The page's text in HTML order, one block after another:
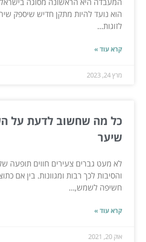
הוא נועד להיות מתקן חדיש שיספק
לזוגות...
קרא עוד »
מרץ 24, 2023
כל מה שחשוב לדעת על
שיער
לא מעט גברים צעירים חווים תופעה
והסיבות לכך רבות ומגוונות. בין אם
חשיפה לשמש,...
קרא עוד »
אוק 20, 2021